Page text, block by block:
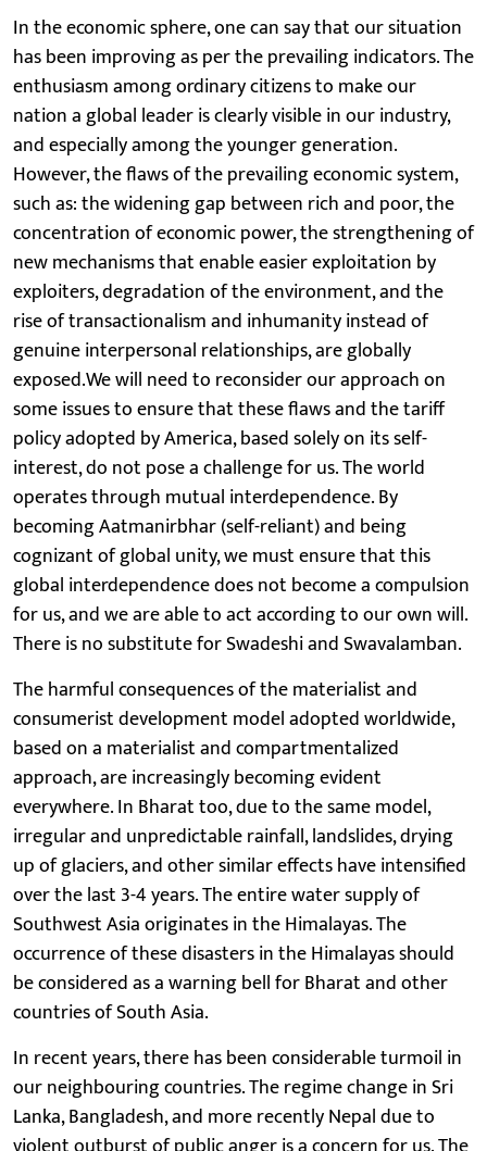
In the economic sphere, one can say that our situation
has been improving as per the prevailing indicators. The
enthusiasm among ordinary citizens to make our
nation a global leader is clearly visible in our industry,
and especially among the younger generation.
However, the flaws of the prevailing economic system,
such as: the widening gap between rich and poor, the
concentration of economic power, the strengthening of
new mechanisms that enable easier exploitation by
exploiters, degradation of the environment, and the
rise of transactionalism and inhumanity instead of
genuine interpersonal relationships, are globally
exposed.We will need to reconsider our approach on
some issues to ensure that these flaws and the tariff
policy adopted by America, based solely on its self-
interest, do not pose a challenge for us. The world
operates through mutual interdependence. By
becoming Aatmanirbhar (self-reliant) and being
cognizant of global unity, we must ensure that this
global interdependence does not become a compulsion
for us, and we are able to act according to our own will.
There is no substitute for Swadeshi and Swavalamban.
The harmful consequences of the materialist and
consumerist development model adopted worldwide,
based on a materialist and compartmentalized
approach, are increasingly becoming evident
everywhere. In Bharat too, due to the same model,
irregular and unpredictable rainfall, landslides, drying
up of glaciers, and other similar effects have intensified
over the last 3-4 years. The entire water supply of
Southwest Asia originates in the Himalayas. The
occurrence of these disasters in the Himalayas should
be considered as a warning bell for Bharat and other
countries of South Asia.
In recent years, there has been considerable turmoil in
our neighbouring countries. The regime change in Sri
Lanka, Bangladesh, and more recently Nepal due to